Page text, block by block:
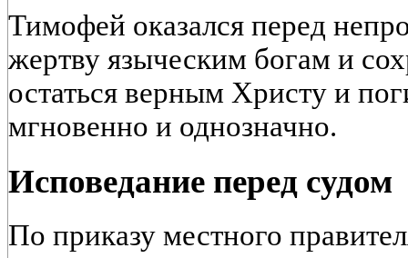
Тимофей оказался перед
жертву языческим богам и
остаться верным Христу и
мгновенно и однозначно.
Исповедание перед судом
По приказу местного